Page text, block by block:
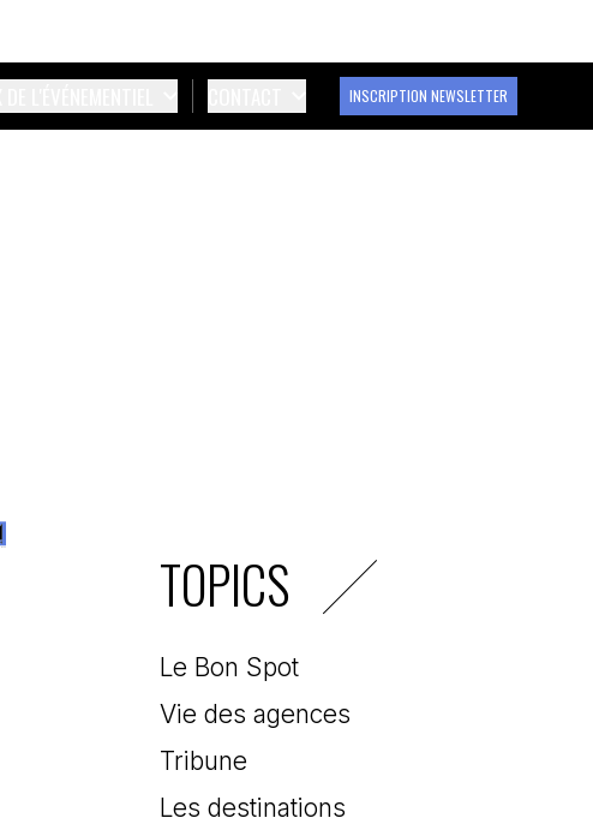
INSCRIPTION NEWSLETTER
TOPICS
Le Bon Spot
Vie des agences
Tribune
Les destinations